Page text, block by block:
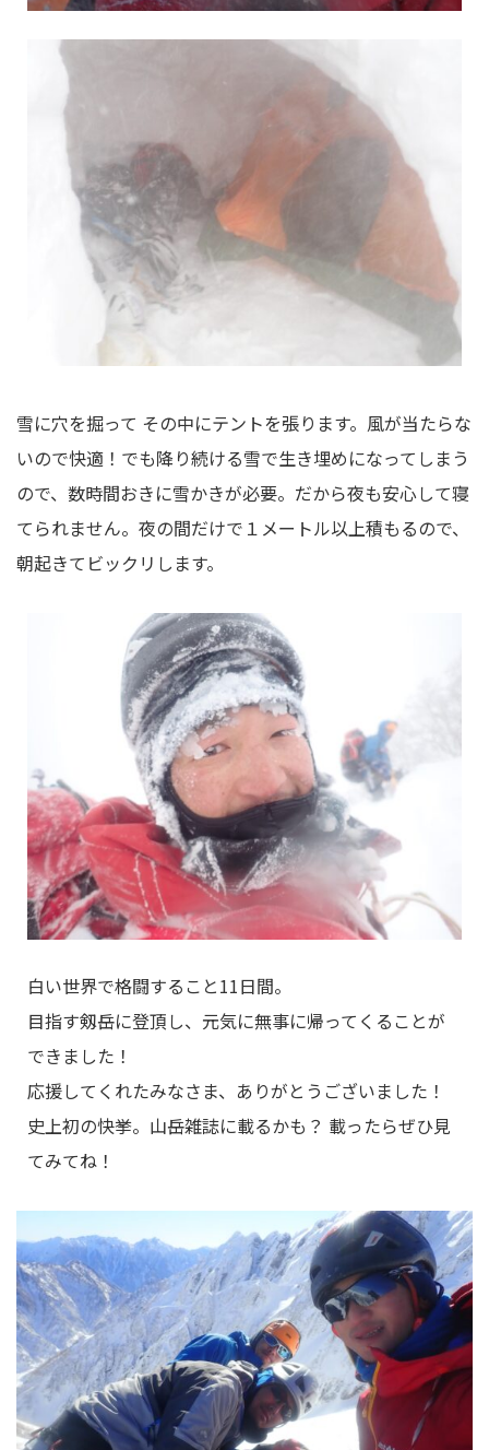
雪に穴を掘って その中にテントを張ります。風が当たらな
いので快適！でも降り続ける雪で生き埋めになってしまう
ので、数時間おきに雪かきが必要。だから夜も安心して寝
てられません。夜の間だけで１メートル以上積もるので、
朝起きてビックリします。
白い世界で格闘すること11日間。
目指す剱岳に登頂し、元気に無事に帰ってくることが
できました！
応援してくれたみなさま、ありがとうございました！
史上初の快挙。山岳雑誌に載るかも？ 載ったらぜひ見
てみてね！